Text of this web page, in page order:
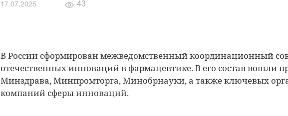
17.07.2025
Количество
43
В России сформирован межведомственный координационный
отечественных инноваций в фармацевтике. В его состав вошли
Минздрава, Минпромторга, Минобрнауки, а также ключевых
компаний сферы инноваций.